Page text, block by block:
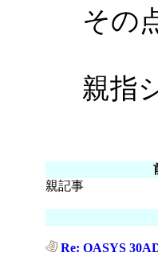
その
親指
親記事
Re: OASYS